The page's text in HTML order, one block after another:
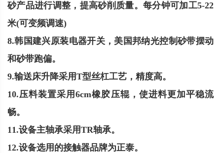
砂产品进行调整，提高砂削质量。每分钟可加工5-22
米(可变频调速)
8.韩国建兴原装电器开关，美国邦纳光控制砂带摆动
和砂带跑偏。
9.输送床升降采用T型丝杠工艺，精度高。
10.压料装置采用6cm橡胶压辊，使进料更加平稳流
畅。
11.设备主轴承采用TR轴承。
12.设备选用的接触器品牌为正泰。